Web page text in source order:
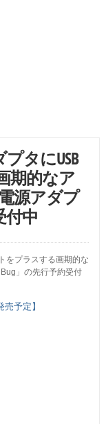
タにUSB
期的なア
源アダプ
付中
をプラスする画期的な
」の先行予約受付
予定】